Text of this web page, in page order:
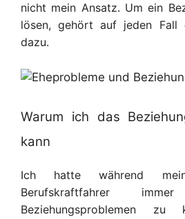
nicht mein Ansatz. Um ein
lösen,gehört auf jeden Fall
dazu.
Warum ich das
kann
Ich hatte während
Berufskraftfahrer
Beziehungsproblemen zu